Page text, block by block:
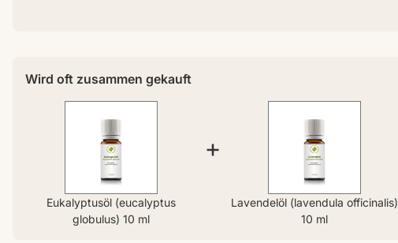
Wird oft zusammen gekauft
Eukalyptusöl (eucalyptus
globulus) 10 ml
+
Lavendelöl (lavendula officinalis)
10 ml